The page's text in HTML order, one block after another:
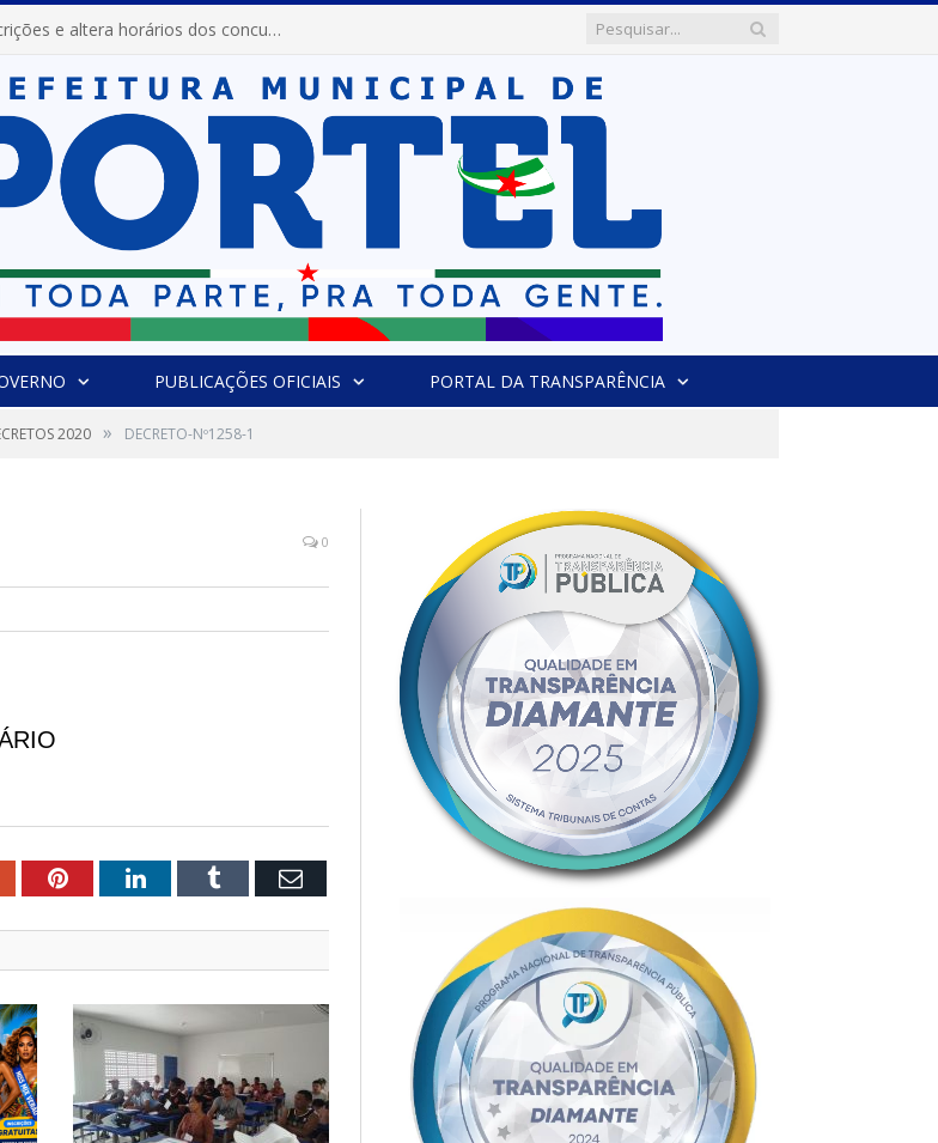
Prefeitura de Portel prorroga inscrições e altera horários dos concursos “Musa” e “Miss Mix Verão 2026”
PUBLICAÇÕES OFICIAIS PORTAL DA TRANSPARÊNCIA
2020 » DECRETO-Nº1258-1
0
PinterestLinkedInTumblr Email